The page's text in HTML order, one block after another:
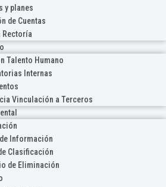
y planes
de Cuentas
Rectoría
Talento Humano
Internas
Vinculación a Terceros
Información
Clasificación
de Eliminación